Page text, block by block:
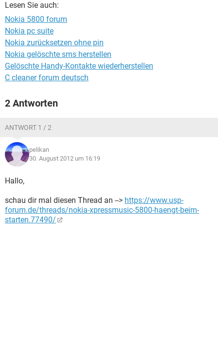
Lesen Sie auch:
Nokia 5800 forum
Nokia pc suite
Nokia zurücksetzen ohne pin
Nokia gelöschte sms herstellen
Gelöschte Handy-Kontakte wiederherstellen
C cleaner forum deutsch
2 Antworten
ANTWORT 1 / 2
pelikan
30. August 2012 um 16:19
Hallo,
schau dir mal diesen Thread an --> https://www.usp-
forum.de/threads/nokia-xpressmusic-5800-haengt-beim-
starten.77490/